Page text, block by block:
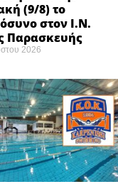
(9/8) το
στον Ι.Ν.
Παρασκευής
2026